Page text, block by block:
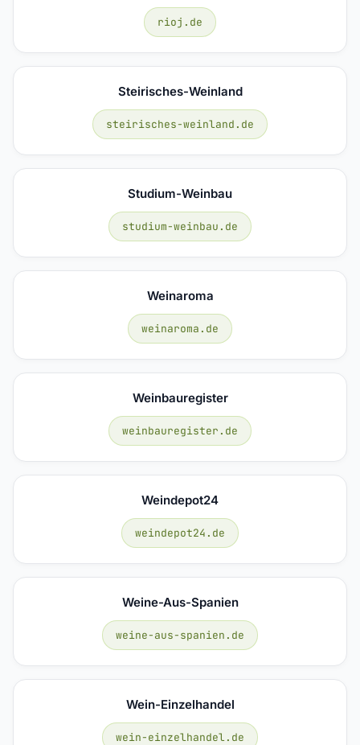
rioj.de
Steirisches-Weinland
steirisches-weinland.de
Studium-Weinbau
studium-weinbau.de
Weinaroma
weinaroma.de
Weinbauregister
weinbauregister.de
Weindepot24
weindepot24.de
Weine-Aus-Spanien
weine-aus-spanien.de
Wein-Einzelhandel
wein-einzelhandel.de